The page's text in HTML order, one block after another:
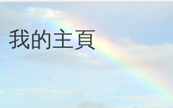
我的主頁